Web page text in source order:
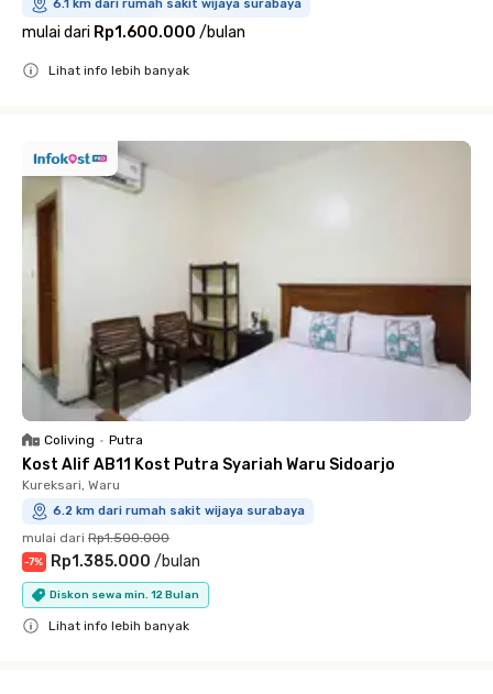
6.1 km dari rumah sakit wijaya surabaya
mulai dari Rp1.600.000 /bulan
Lihat info lebih banyak
Coliving • Putra
Kost Alif AB11 Kost Putra Syariah Waru Sidoarjo
Kureksari, Waru
6.2 km dari rumah sakit wijaya surabaya
mulai dari Rp1.500.000
-7% Rp1.385.000 /bulan
Diskon sewa min. 12 Bulan
Lihat info lebih banyak